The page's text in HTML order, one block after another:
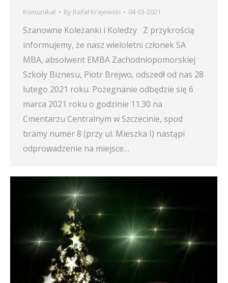
Komunikat By Rafał Krajewski 04-03-2021
Szanowne Koleżanki i Koledzy Z przykrością
informujemy, że nasz wieloletni członek SA
MBA, absolwent EMBA Zachodniopomorskiej
Szkoły Biznesu, Piotr Brejwo, odszedł od nas 28
lutego 2021 roku. Pożegnanie odbędzie się 6
marca 2021 roku o godzinie 11.30 na
Cmentarzu Centralnym w Szczecinie, spod
bramy numer 8 (przy ul. Mieszka I) nastąpi
odprowadzenie na miejsce…